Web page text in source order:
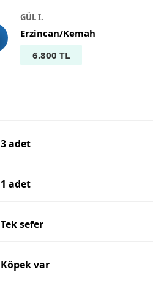
GÜL I.
Erzincan/Kemah
6.800 TL
3 adet
1 adet
Tek sefer
Köpek var